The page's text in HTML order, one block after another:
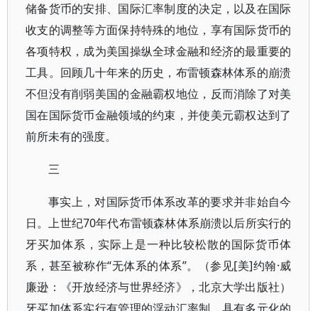
储备货币的安排、国际汇率制度的决定，以及在国际
收支的调整等方面保持特殊的地位，享有国际货币的
各项特权，成为美国操纵全球金融和经济的最重要的
工具。回顾几十年来的历史，布雷顿森林体系的崩溃
不但没有削弱美国的金融霸权地位，反而消除了对美
国在国际货币金融领域的约束，并使美元霸权达到了
前所未有的强度。
三
事实上，对国际货币体系改革的要求并非始自今
日。上世纪70年代布雷顿森林体系崩溃以后所实行的
牙买加体系，实际上是一种比较松散的国际货币体
系，甚至被称作“无体系的体系”。（参见[美]约翰·威
廉逊：《开放经济与世界经济》，北京大学出版社）